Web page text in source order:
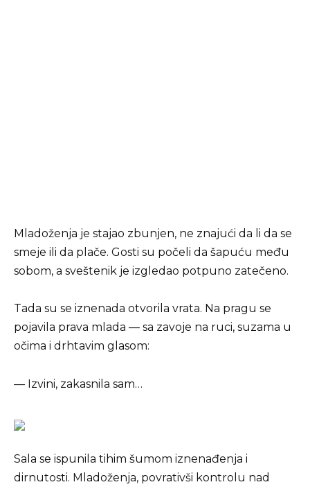
Mladoženja je stajao zbunjen, ne znajući da li da se
smeje ili da plače. Gosti su počeli da šapuću među
sobom, a sveštenik je izgledao potpuno zatečeno.
Tada su se iznenada otvorila vrata. Na pragu se
pojavila prava mlada — sa zavoje na ruci, suzama u
očima i drhtavim glasom:
— Izvini, zakasnila sam…
Sala se ispunila tihim šumom iznenađenja i
dirnutosti. Mladoženja, povrativši kontrolu nad